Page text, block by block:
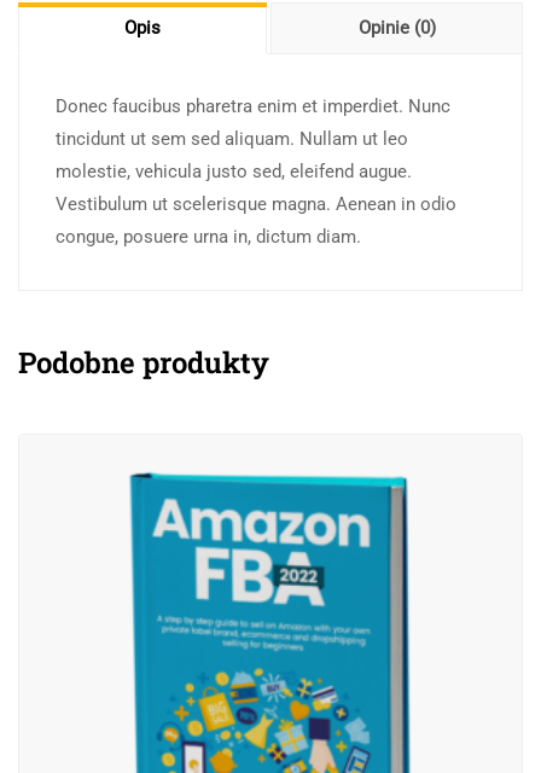
Opis Opinie (0)
Donec faucibus pharetra enim et imperdiet. Nunc
tincidunt ut sem sed aliquam. Nullam ut leo
molestie, vehicula justo sed, eleifend augue.
Vestibulum ut scelerisque magna. Aenean in odio
congue, posuere urna in, dictum diam.
Podobne produkty